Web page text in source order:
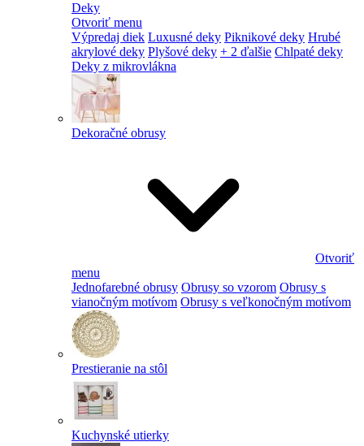
Deky
Otvoriť menu
Výpredaj diek Luxusné deky Piknikové deky Hrubé
akrylové deky Plyšové deky + 2 ďalšie Chlpaté deky
Deky z mikrovlákna
Dekoračné obrusy
Otvoriť
menu
Jednofarebné obrusy Obrusy so vzorom Obrusy s
vianočným motívom Obrusy s veľkonočným motívom
Prestieranie na stôl
Kuchynské utierky